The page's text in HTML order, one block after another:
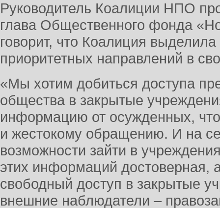
Руководитель Коалиции НПО
глава Общественного фонда
говорит, что Коалиция
приоритетных направлений в
«Мы хотим добиться доступа
общества в закрытые
информацию от осужденных,
и жестокому обращению. И на
возможности зайти в
этих информаций достоверная,
свободный доступ в закрытые
внешние наблюдатели –